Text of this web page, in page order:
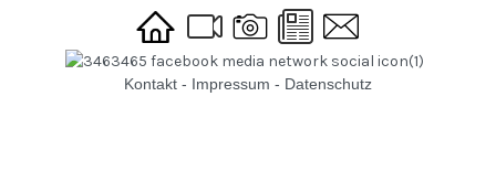
Kontakt - Impressum - Datenschutz